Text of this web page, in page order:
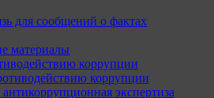
для сообщений о фактах
материалы
коррупции
коррупции
экспертиза